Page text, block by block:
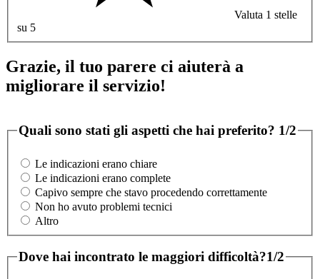
Valuta 1 stelle
su 5
Grazie, il tuo parere ci aiuterà a
migliorare il servizio!
Quali sono stati gli aspetti che hai preferito? 1/2
Le indicazioni erano chiare
Le indicazioni erano complete
Capivo sempre che stavo procedendo correttamente
Non ho avuto problemi tecnici
Altro
Dove hai incontrato le maggiori difficoltà?1/2